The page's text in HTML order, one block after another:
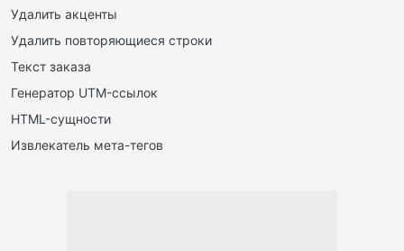
Удалить акценты
Удалить повторяющиеся строки
Текст заказа
Генератор UTM-ссылок
HTML-сущности
Извлекатель мета-тегов